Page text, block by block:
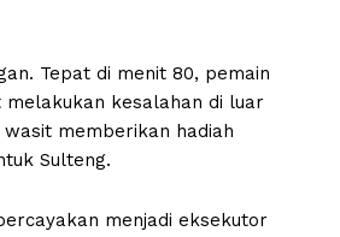
Tepat di menit 80, pemain
melakukan kesalahan di luar
memberikan hadiah
Sulteng.
menjadi eksekutor